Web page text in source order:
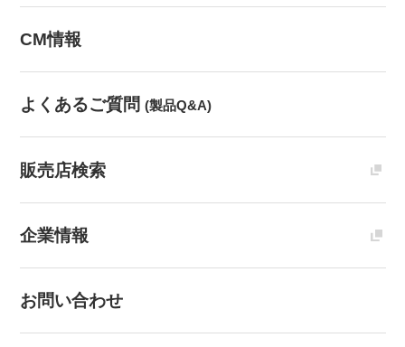
CM情報
よくあるご質問 (製品Q&A)
販売店検索
企業情報
お問い合わせ